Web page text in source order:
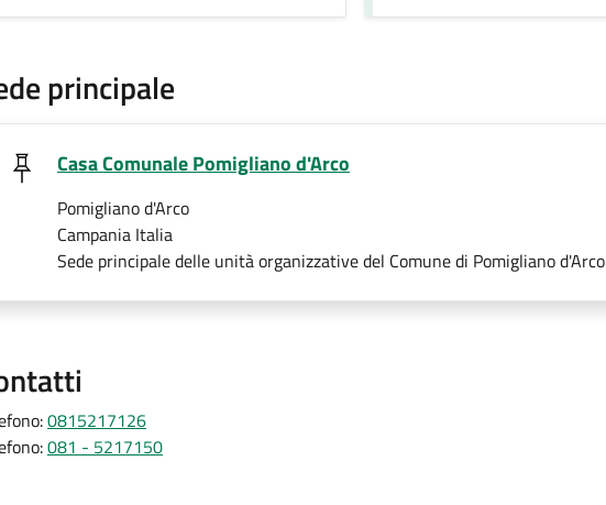
principale
Casa Comunale Pomigliano d'Arco
Pomigliano d'Arco
Campania Italia
Sede principale delle unità organizzative del Comune di Pomigliano d'Arco
0815217126
081 - 5217150